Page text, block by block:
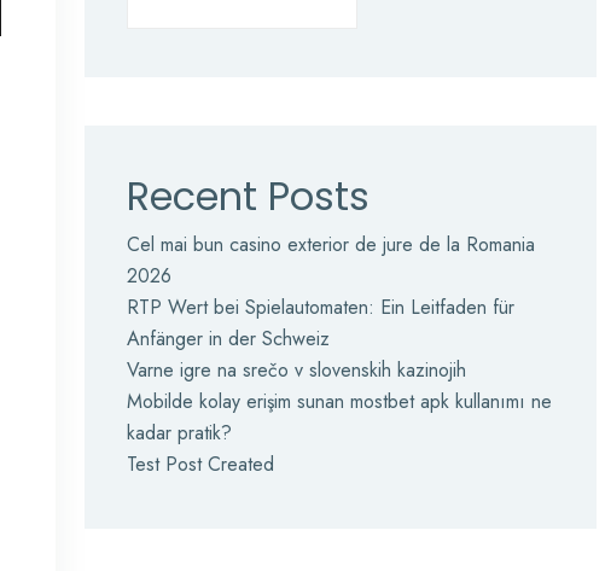
Recent Posts
Cel mai bun casino exterior de jure de la Romania
2026
RTP Wert bei Spielautomaten: Ein Leitfaden für
Anfänger in der Schweiz
Varne igre na srečo v slovenskih kazinojih
Mobilde kolay erişim sunan mostbet apk kullanımı ne
kadar pratik?
Test Post Created